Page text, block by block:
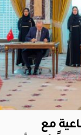
مع